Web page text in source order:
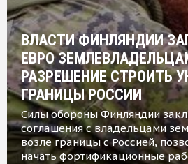
ВЛАСТИ ФИНЛЯНДИИ
ЕВРО
РАЗРЕШЕНИЕ СТРОИТЬ
ГРАНИЦЫ РОССИИ
Силы обороны Финляндии
соглашения с владельцами
возле границы с Россией,
начать фортификационные